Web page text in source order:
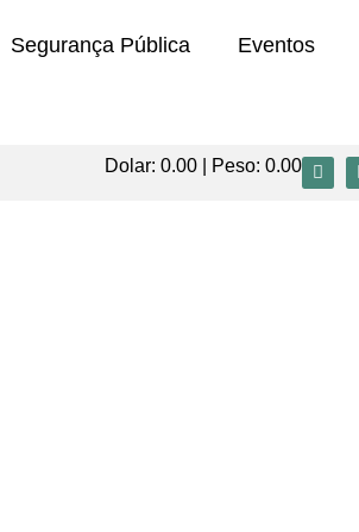
Segurança Pública Eventos
Dolar: 0.00 | Peso: 0.00